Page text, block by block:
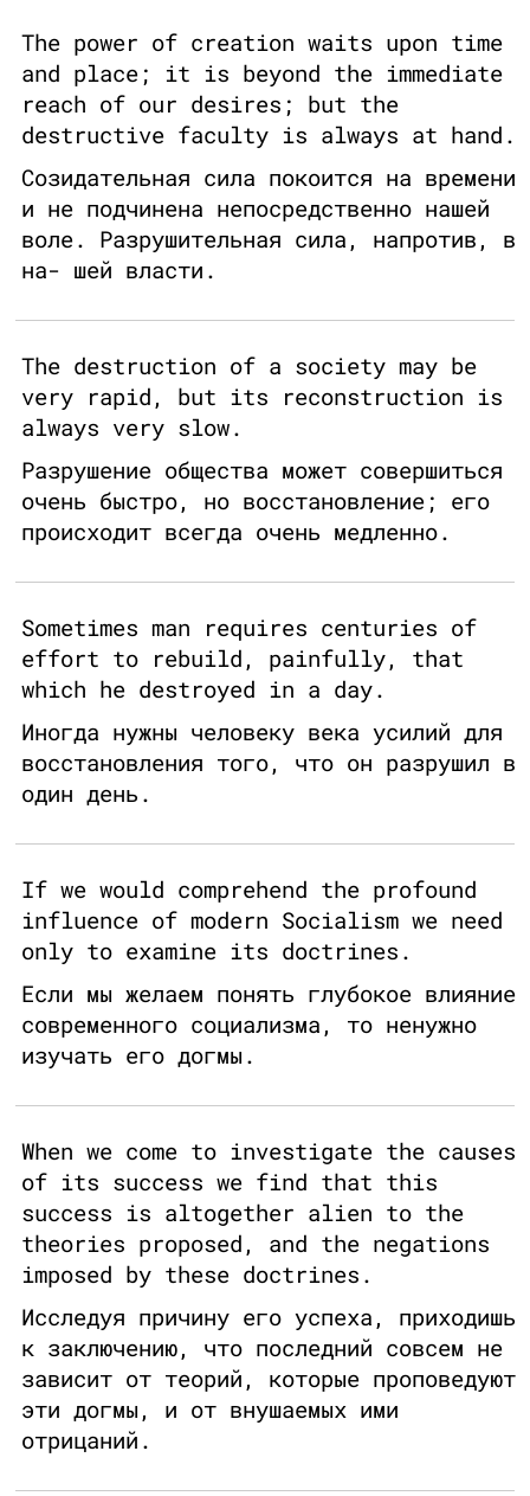
The power of creation waits upon time
and place; it is beyond the immediate
reach of our desires; but the
destructive faculty is always at hand.
Созидательная сила покоится на времени
и не подчинена непосредственно нашей
воле. Разрушительная сила, напротив, в
на- шей власти.
The destruction of a society may be
very rapid, but its reconstruction is
always very slow.
Разрушение общества может совершиться
очень быстро, но восстановление; его
происходит всегда очень медленно.
Sometimes man requires centuries of
effort to rebuild, painfully, that
which he destroyed in a day.
Иногда нужны человеку века усилий для
восстановления того, что он разрушил в
один день.
If we would comprehend the profound
influence of modern Socialism we need
only to examine its doctrines.
Если мы желаем понять глубокое влияние
современного социализма, то ненужно
изучать его догмы.
When we come to investigate the causes
of its success we find that this
success is altogether alien to the
theories proposed, and the negations
imposed by these doctrines.
Исследуя причину его успеха, приходишь
к заключению, что последний совсем не
зависит от теорий, которые проповедуют
эти догмы, и от внушаемых ими
отрицаний.